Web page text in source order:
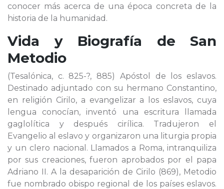
conocer más acerca de una época concreta de la
historia de la humanidad.
Vida y Biografía de San
Metodio
(Tesalónica, c. 825-?, 885) Apóstol de los eslavos.
Destinado adjuntado con su hermano Constantino,
en religión Cirilo, a evangelizar a los eslavos, cuya
lengua conocían, inventó una escritura llamada
gaglolítica y después cirílica. Tradujeron el
Evangelio al eslavo y organizaron una liturgia propia
y un clero nacional. Llamados a Roma, intranquiliza
por sus creaciones, fueron aprobados por el papa
Adriano II. A la desaparición de Cirilo (869), Metodio
fue nombrado obispo regional de los países eslavos.